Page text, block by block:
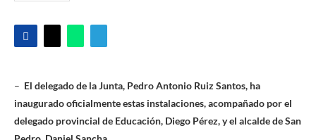
– El delegado de la Junta, Pedro Antonio Ruiz Santos, ha
inaugurado oficialmente estas instalaciones, acompañado por el
delegado provincial de Educación, Diego Pérez, y el alcalde de San